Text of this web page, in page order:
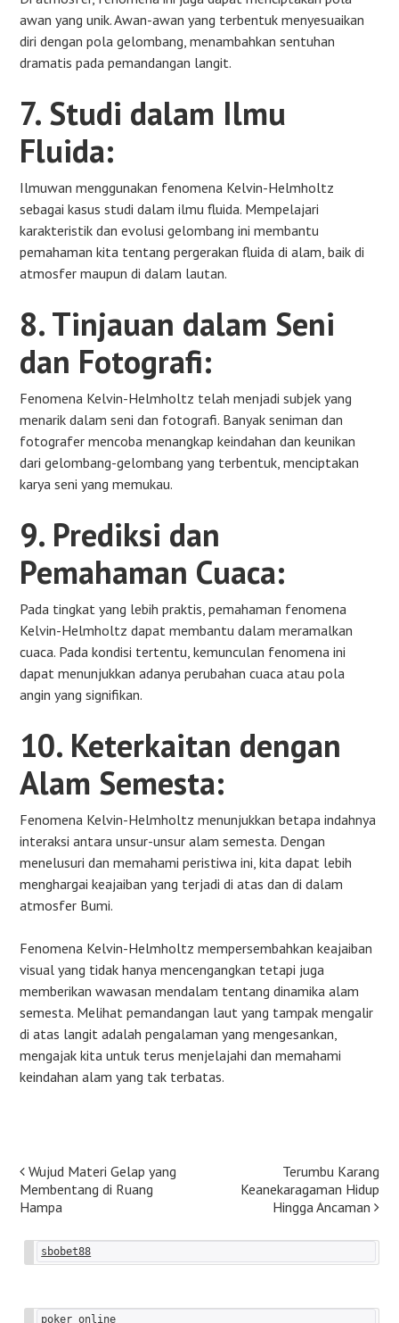
awan yang unik. Awan-awan yang terbentuk menyesuaikan
diri dengan pola gelombang, menambahkan sentuhan
dramatis pada pemandangan langit.
7. Studi dalam Ilmu
Fluida:
Ilmuwan menggunakan fenomena Kelvin-Helmholtz
sebagai kasus studi dalam ilmu fluida. Mempelajari
karakteristik dan evolusi gelombang ini membantu
pemahaman kita tentang pergerakan fluida di alam, baik di
atmosfer maupun di dalam lautan.
8. Tinjauan dalam Seni
dan Fotografi:
Fenomena Kelvin-Helmholtz telah menjadi subjek yang
menarik dalam seni dan fotografi. Banyak seniman dan
fotografer mencoba menangkap keindahan dan keunikan
dari gelombang-gelombang yang terbentuk, menciptakan
karya seni yang memukau.
9. Prediksi dan
Pemahaman Cuaca:
Pada tingkat yang lebih praktis, pemahaman fenomena
Kelvin-Helmholtz dapat membantu dalam meramalkan
cuaca. Pada kondisi tertentu, kemunculan fenomena ini
dapat menunjukkan adanya perubahan cuaca atau pola
angin yang signifikan.
10. Keterkaitan dengan
Alam Semesta:
Fenomena Kelvin-Helmholtz menunjukkan betapa indahnya
interaksi antara unsur-unsur alam semesta. Dengan
menelusuri dan memahami peristiwa ini, kita dapat lebih
menghargai keajaiban yang terjadi di atas dan di dalam
atmosfer Bumi.
Fenomena Kelvin-Helmholtz mempersembahkan keajaiban
visual yang tidak hanya mencengangkan tetapi juga
memberikan wawasan mendalam tentang dinamika alam
semesta. Melihat pemandangan laut yang tampak mengalir
di atas langit adalah pengalaman yang mengesankan,
mengajak kita untuk terus menjelajahi dan memahami
keindahan alam yang tak terbatas.
Post
navigation
Wujud Materi Gelap yang
Membentang di Ruang
Hampa
Terumbu Karang
Keanekaragaman Hidup
Hingga Ancaman
sbobet88
poker online